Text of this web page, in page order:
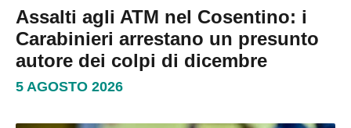
Assalti agli ATM nel Cosentino: i
Carabinieri arrestano un presunto
autore dei colpi di dicembre
5 AGOSTO 2026